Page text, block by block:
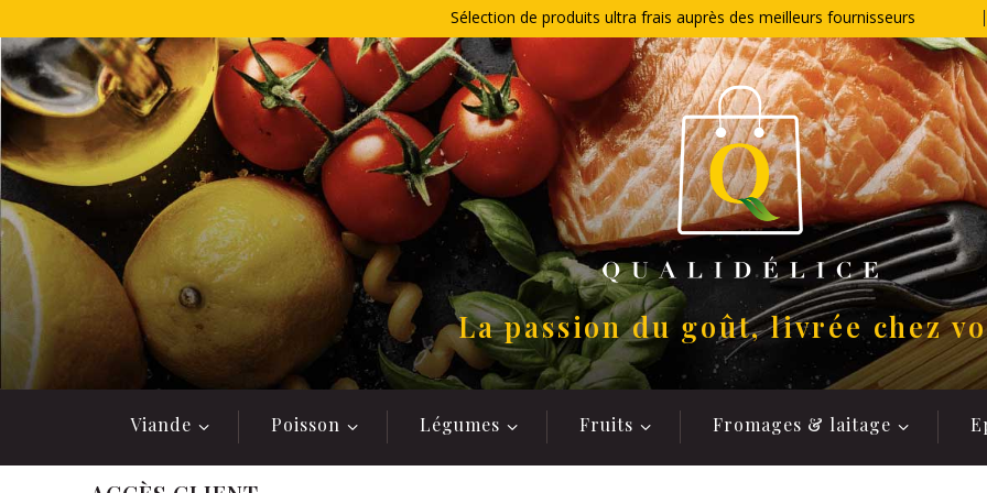
au
contenu
Sélection de produits ultra frais auprès des meilleurs fournisseurs
La passion du goût, livrée chez
Viande Poisson Légumes Fruits Fromages & laitage